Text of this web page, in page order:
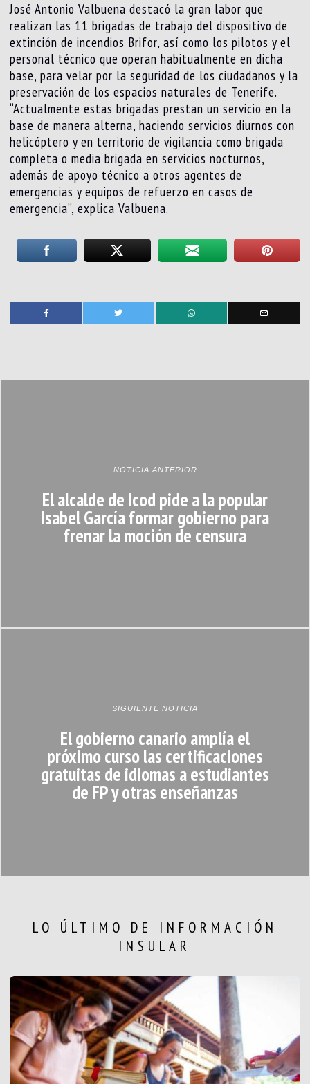
José Antonio Valbuena destacó la gran labor que
realizan las 11 brigadas de trabajo del dispositivo de
extinción de incendios Brifor, así como los pilotos y el
personal técnico que operan habitualmente en dicha
base, para velar por la seguridad de los ciudadanos y la
preservación de los espacios naturales de Tenerife.
“Actualmente estas brigadas prestan un servicio en la
base de manera alterna, haciendo servicios diurnos con
helicóptero y en territorio de vigilancia como brigada
completa o media brigada en servicios nocturnos,
además de apoyo técnico a otros agentes de
emergencias y equipos de refuerzo en casos de
emergencia”, explica Valbuena.
NOTICIA ANTERIOR
El alcalde de Icod pide a la popular
Isabel García formar gobierno para
frenar la moción de censura
SIGUIENTE NOTICIA
El gobierno canario amplía el
próximo curso las certificaciones
gratuitas de idiomas a estudiantes
de FP y otras enseñanzas
LO ÚLTIMO DE INFORMACIÓN
INSULAR